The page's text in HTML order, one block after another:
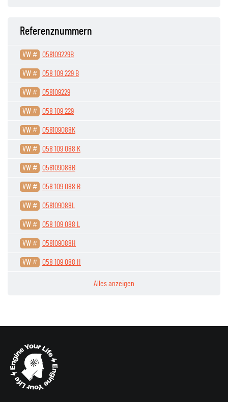
Referenznummern
VW # 058109229B
VW # 058 109 229 B
VW # 058109229
VW # 058 109 229
VW # 058109088K
VW # 058 109 088 K
VW # 058109088B
VW # 058 109 088 B
VW # 058109088L
VW # 058 109 088 L
VW # 058109088H
VW # 058 109 088 H
Alles anzeigen